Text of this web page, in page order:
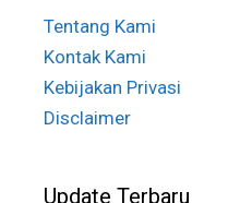
Tentang Kami
Kontak Kami
Kebijakan Privasi
Disclaimer
Update Terbaru